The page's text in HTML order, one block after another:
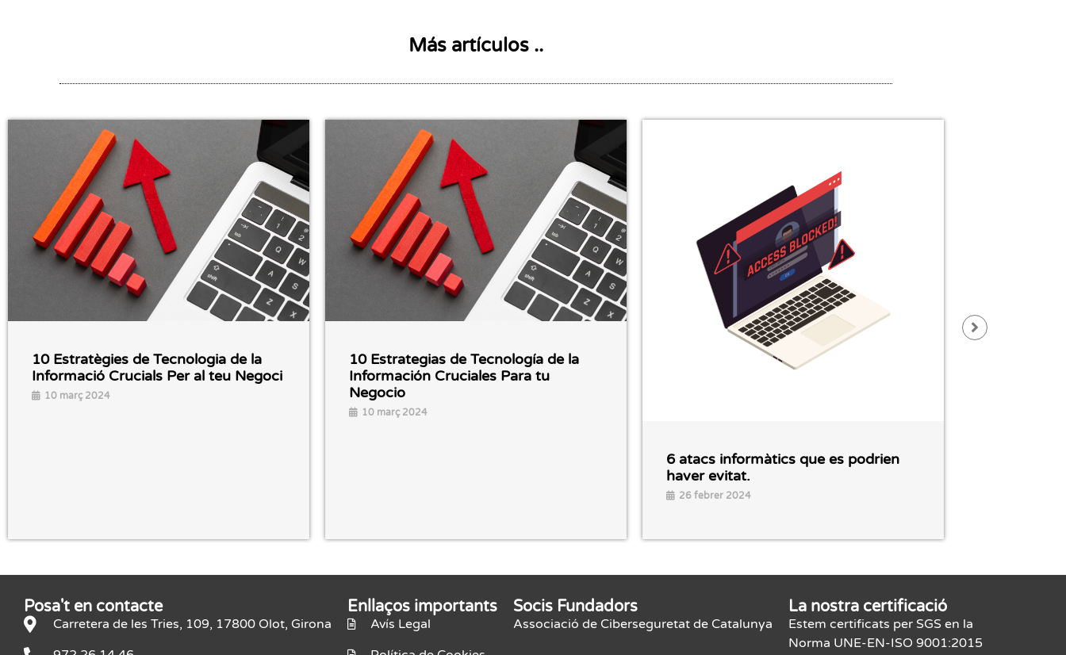
Más artículos ..
10 Estratègies de Tecnologia de la
Informació Crucials Per al teu Negoci
10 març 2024
10 Estrategias de Tecnología de la
Información Cruciales Para tu
Negocio
10 març 2024
6 atacs informàtics que es podrien
haver evitat.
26 febrer 2024
Posa't en contacte
Carretera de les Tries, 109, 17800 Olot, Girona
Enllaços importants
Avís Legal
Socis Fundadors
Associació de Ciberseguretat de Catalunya
La nostra certificació
Estem certificats per SGS en la
Norma UNE-EN-ISO 9001:2015